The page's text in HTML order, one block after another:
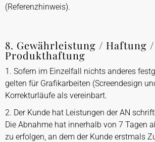
(Referenzhinweis).
8. Gewährleistung / Haftung /
Produkthaftung
1. Sofern im Einzelfall nichts anderes
gelten für Grafikarbeiten (Screendesign
Korrekturläufe als vereinbart.
2. Der Kunde hat Leistungen der AN
Die Abnahme hat innerhalb von 7 Tagen
zu erfolgen, an dem der Kunde erstmals